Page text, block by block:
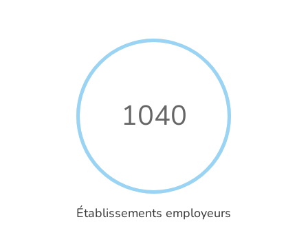
1040
Établissements employeurs